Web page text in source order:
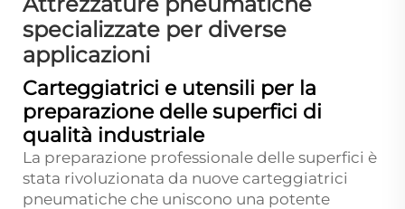
specializzate per diverse
applicazioni
Carteggiatrici e utensili per la
preparazione delle superfici di
qualità industriale
La preparazione professionale delle superfici è
stata rivoluzionata da nuove carteggiatrici
pneumatiche che uniscono una potente